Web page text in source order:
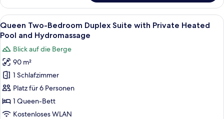
Suite
Sea
View
with Private Heated
Hydromassage
Alle
Fotos
Queen
Two-
Bedroom
Duplex
Suite with Private Heated
Pool and
Ein modernes Wohnzimmer mit
12
Queen Two-Bedroom Duplex Suite with Private Heated
Pool and Hydromassage
Blick auf die Berge
90 m²
1 Schlafzimmer
Platz für 6 Personen
1 Queen-Bett
Kostenloses WLAN